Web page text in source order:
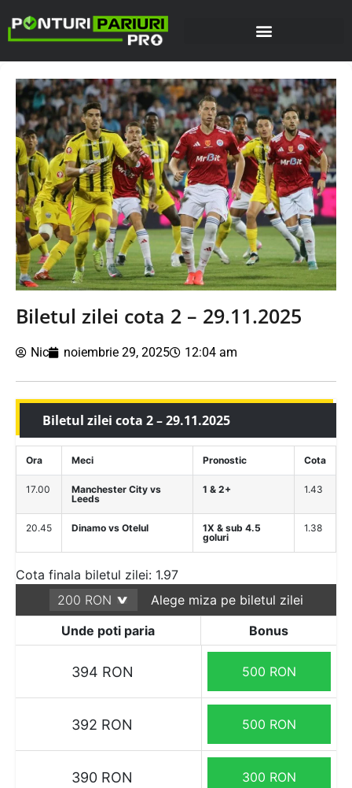
Biletul zilei cota 2 – 29.11.2025
Nic noiembrie 29, 2025 12:04 am
Biletul zilei cota 2 – 29.11.2025
Ora Meci Pronostic Cota
17.00
Manchester City vs
Leeds
1 & 2+ 1.43
20.45 Dinamo vs Otelul
1X & sub 4.5
goluri
1.38
Cota finala biletul zilei: 1.97
Alege miza pe biletul zilei
Unde poti paria
Bonus
394 RON 500 RON
392 RON 500 RON
390 RON 300 RON